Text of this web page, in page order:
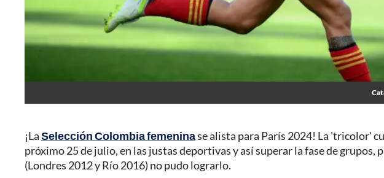
¡LaSelección Colombia femeninase alista para París 2024! La 'tricolor'
próximo 25 de julio, en las justas deportivas y así superar la fase de grupos,
(Londres 2012 y Río 2016) no pudo lograrlo.